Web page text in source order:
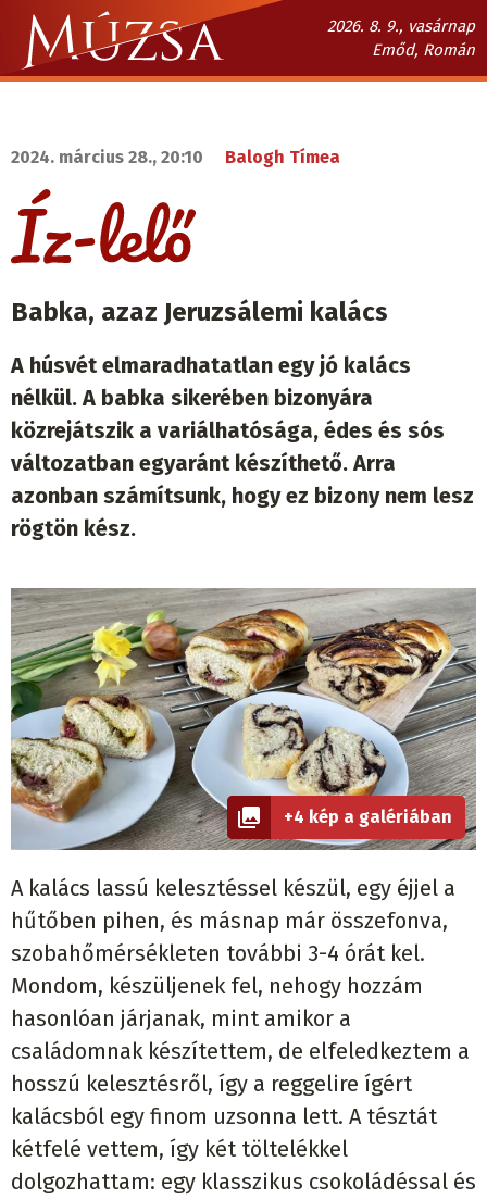
Ugrás
tartalomra
2026. 8. 9., vasárnap
Emőd, Román
Múzsa.sk
navigáció
2024. március 28., 20:10 Balogh Tímea
Babka, azaz Jeruzsálemi kalács
A húsvét elmaradhatatlan egy jó kalács
nélkül. A babka sikerében bizonyára
közrejátszik a variálhatósága, édes és sós
változatban egyaránt készíthető. Arra
azonban számítsunk, hogy ez bizony nem lesz
rögtön kész.
+4 kép a galériában
A kalács lassú kelesztéssel készül, egy éjjel a
hűtőben pihen, és másnap már összefonva,
szobahőmérsékleten további 3-4 órát kel.
Mondom, készüljenek fel, nehogy hozzám
hasonlóan járjanak, mint amikor a
családomnak készítettem, de elfeledkeztem a
hosszú kelesztésről, így a reggelire ígért
kalácsból egy finom uzsonna lett. A tésztát
kétfelé vettem, így két töltelékkel
dolgozhattam: egy klasszikus csokoládéssal és